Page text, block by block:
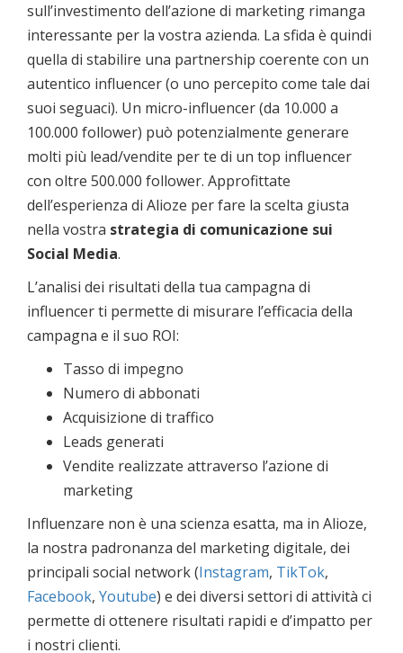
sull’investimento dell’azione di marketing rimanga
interessante per la vostra azienda. La sfida è quindi
quella di stabilire una partnership coerente con un
autentico influencer (o uno percepito come tale dai
suoi seguaci). Un micro-influencer (da 10.000 a
100.000 follower) può potenzialmente generare
molti più lead/vendite per te di un top influencer
con oltre 500.000 follower. Approfittate
dell’esperienza di Alioze per fare la scelta giusta
nella vostra strategia di comunicazione sui
Social Media.
L’analisi dei risultati della tua campagna di
influencer ti permette di misurare l’efficacia della
campagna e il suo ROI:
Tasso di impegno
Numero di abbonati
Acquisizione di traffico
Leads generati
Vendite realizzate attraverso l’azione di
marketing
Influenzare non è una scienza esatta, ma in Alioze,
la nostra padronanza del marketing digitale, dei
principali social network (Instagram, TikTok,
Facebook, Youtube) e dei diversi settori di attività ci
permette di ottenere risultati rapidi e d’impatto per
i nostri clienti.